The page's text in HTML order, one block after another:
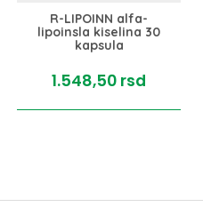
R-LIPOINN alfa-
lipoinsla kiselina 30
kapsula
1.548,50 rsd